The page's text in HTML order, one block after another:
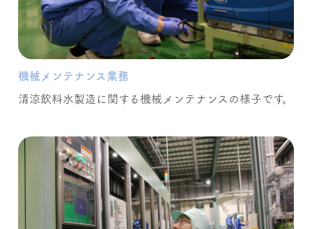
機械メンテナンス業務
清涼飲料水製造に関する機械メンテナンスの様子です。